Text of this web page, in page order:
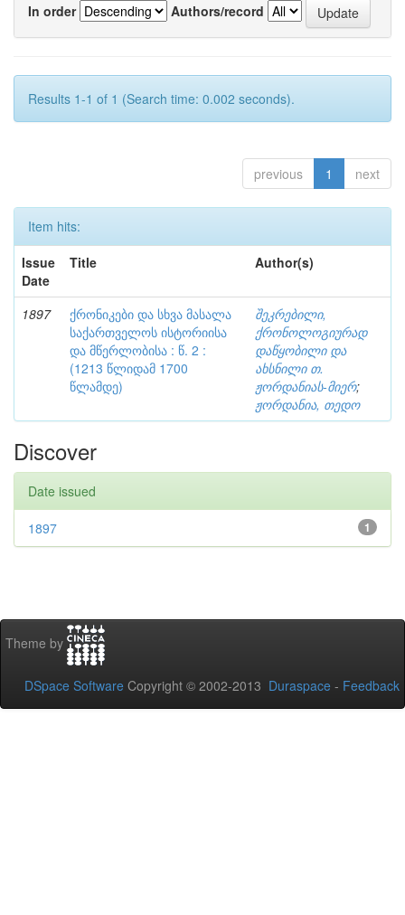
In order
Authors/record
Results 1-1 of 1 (Search time: 0.002 seconds).
previous 1 next
Item hits:
Issue
Date
Title Author(s)
1897
ქრონიკები და სხვა მასალა
საქართველოს ისტორიისა
და მწერლობისა : წ. 2 :
(1213 წლიდამ 1700
წლამდე)
შეკრებილი,
ქრონოლოგიურად
დაწყობილი და
ახსნილი თ.
ჟორდანიას-მიერ;
ჟორდანია, თედო
Discover
Date issued
1
1897
Theme by
DSpace Software Copyright © 2002-2013 Duraspace - Feedback